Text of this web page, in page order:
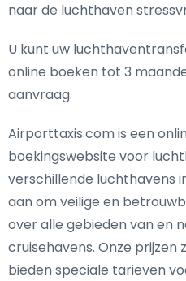
naar de luchthaven
U kunt uw
online boeken tot 3
aanvraag.
Airporttaxis.com is een
boekingswebsite voor
verschillende luchthavens
aan om veilige en
over alle gebieden van en
cruisehavens. Onze prijzen
bieden speciale tarieven